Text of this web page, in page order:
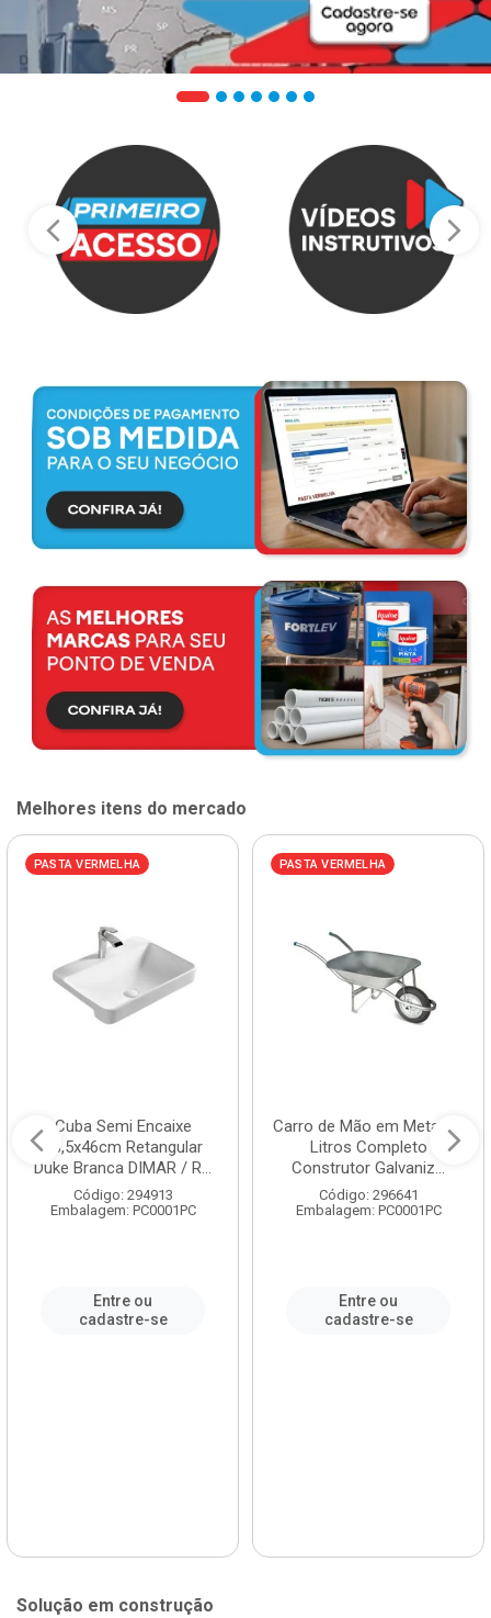
Melhores itens do mercado
PASTA VERMELHA
Cuba Semi Encaixe
58,5x46cm Retangular
Duke Branca DIMAR / R...
Código: 294913
Embalagem: PC0001PC
Entre ou
cadastre-se
PASTA VERMELHA
Carro de Mão em Metal 60
Litros Completo
Construtor Galvaniz...
Código: 296641
Embalagem: PC0001PC
Entre ou
cadastre-se
Solução em construção